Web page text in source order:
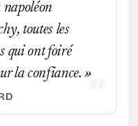
napoléon
toutes les
qui ont foiré
la confiance.